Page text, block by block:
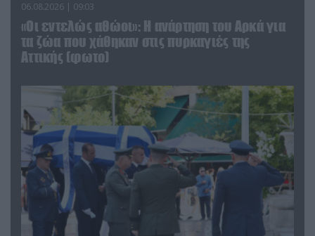
06.08.2026 | 09:03
«Οι εντελώς αθώοι»: Η ανάρτηση του Αρκά για
τα ζώα που χάθηκαν στις πυρκαγιές της
Αττικής (φωτο)